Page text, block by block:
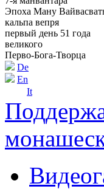
Эпоха Ману
кальпа вепря
первый день 51 года
великого
Перво-Бога-Творца
De
En
It